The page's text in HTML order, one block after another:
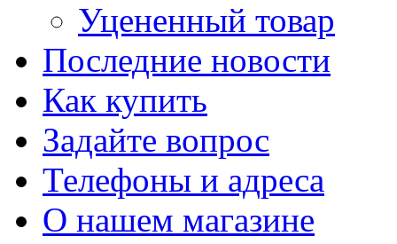
Уцененный товар
Последние новости
Как купить
Задайте вопрос
Телефоны и адреса
О нашем магазине